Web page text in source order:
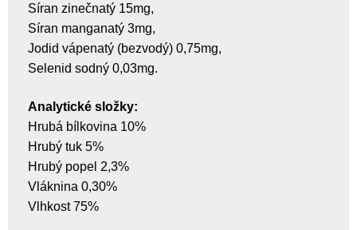
Síran zinečnatý 15mg,
Síran manganatý 3mg,
Jodid vápenatý (bezvodý) 0,75mg,
Selenid sodný 0,03mg.
Analytické složky:
Hrubá bílkovina 10%
Hrubý tuk 5%
Hrubý popel 2,3%
Vláknina 0,30%
Vlhkost 75%